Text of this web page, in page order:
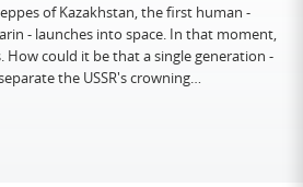
of Kazakhstan, the first human -
- launches into space. In that moment,
could it be that a single generation -
the USSR's crowning…